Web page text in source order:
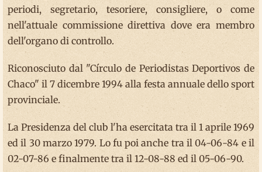
periodi, segretario, tesoriere, consigliere, o come
nell'attuale commissione direttiva dove era membro
dell'organo di controllo.
Riconosciuto dal "Círculo de Periodistas Deportivos de
Chaco" il 7 dicembre 1994 alla festa annuale dello sport
provinciale.
La Presidenza del club l'ha esercitata tra il 1 aprile 1969
ed il 30 marzo 1979. Lo fu poi anche tra il 04-06-84 e il
02-07-86 e finalmente tra il 12-08-88 ed il 05-06-90.